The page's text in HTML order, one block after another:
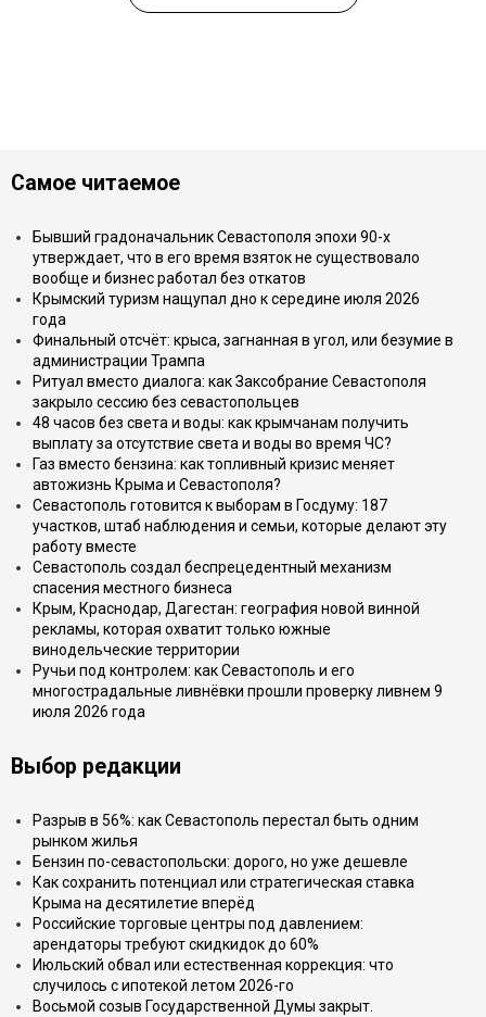
Самое читаемое
Бывший градоначальник Севастополя эпохи 90-х
утверждает, что в его время взяток не существовало
вообще и бизнес работал без откатов
Крымский туризм нащупал дно к середине июля 2026
года
Финальный отсчёт: крыса, загнанная в угол, или безумие в
администрации Трампа
Ритуал вместо диалога: как Заксобрание Севастополя
закрыло сессию без севастопольцев
48 часов без света и воды: как крымчанам получить
выплату за отсутствие света и воды во время ЧС?
Газ вместо бензина: как топливный кризис меняет
автожизнь Крыма и Севастополя?
Севастополь готовится к выборам в Госдуму: 187
участков, штаб наблюдения и семьи, которые делают эту
работу вместе
Севастополь создал беспрецедентный механизм
спасения местного бизнеса
Крым, Краснодар, Дагестан: география новой винной
рекламы, которая охватит только южные
винодельческие территории
Ручьи под контролем: как Севастополь и его
многострадальные ливнёвки прошли проверку ливнем 9
июля 2026 года
Выбор редакции
Разрыв в 56%: как Севастополь перестал быть одним
рынком жилья
Бензин по-севастопольски: дорого, но уже дешевле
Как сохранить потенциал или стратегическая ставка
Крыма на десятилетие вперёд
Российские торговые центры под давлением:
арендаторы требуют скидкидок до 60%
Июльский обвал или естественная коррекция: что
случилось с ипотекой летом 2026-го
Восьмой созыв Государственной Думы закрыт.